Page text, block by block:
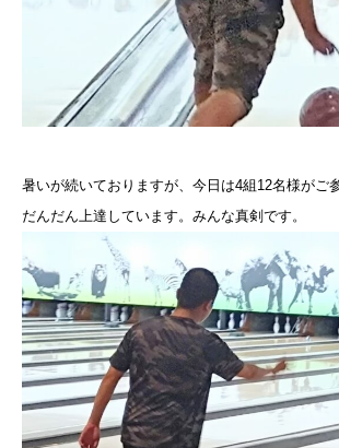
暑いが続いておりますが、今日は4組12名様がご
だんだん上達しています。みんな真剣です。